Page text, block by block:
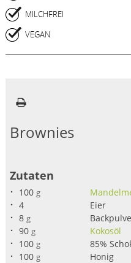
MILCHFREI
VEGAN
Brownies
Zutaten
100 g
4
Eier
8 g
90 g
Kokosöl
100 g
85%
100 g
Honig